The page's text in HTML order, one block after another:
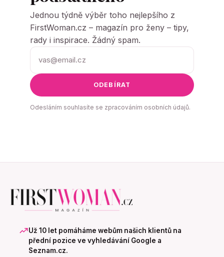
Jednou týdně výběr toho nejlepšího z
FirstWoman.cz – magazín pro ženy – tipy,
rady i inspirace. Žádný spam.
ODEBÍRAT
Odesláním souhlasíte se zpracováním osobních údajů.
Už 10 let pomáháme webům našich klientů na
přední pozice ve vyhledávání Google a
Seznam.cz.